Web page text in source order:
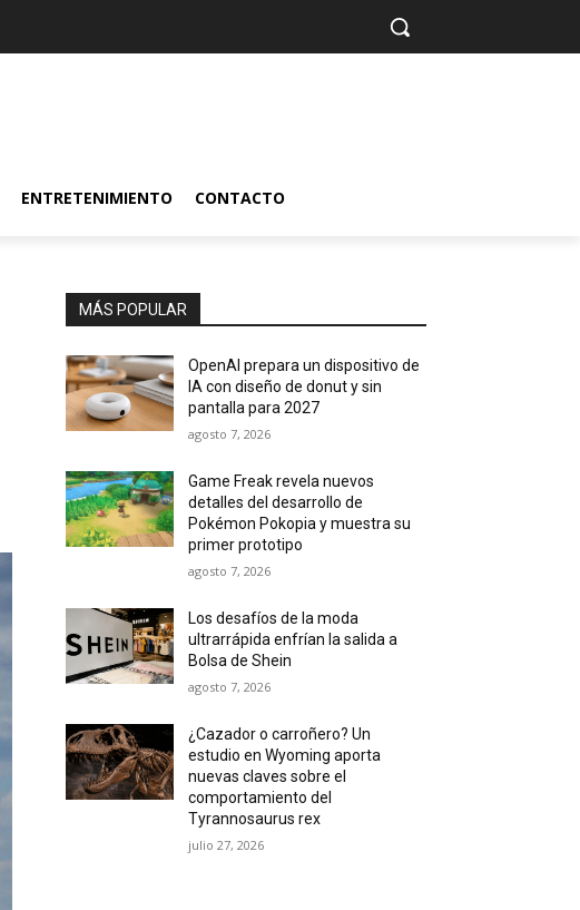
ENTRETENIMIENTO CONTACTO
MÁS POPULAR
OpenAI prepara un dispositivo de
IA con diseño de donut y sin
pantalla para 2027
agosto 7, 2026
Game Freak revela nuevos
detalles del desarrollo de
Pokémon Pokopia y muestra su
primer prototipo
agosto 7, 2026
Los desafíos de la moda
ultrarrápida enfrían la salida a
Bolsa de Shein
agosto 7, 2026
¿Cazador o carroñero? Un
estudio en Wyoming aporta
nuevas claves sobre el
comportamiento del
Tyrannosaurus rex
julio 27, 2026